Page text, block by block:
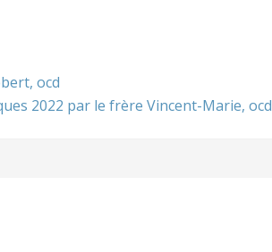
ocd
2022 par le frère Vincent-Marie, ocd